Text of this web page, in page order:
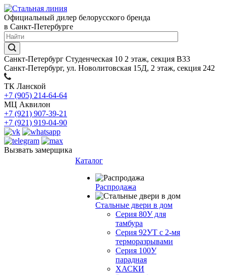
Официальный дилер белорусского бренда
в Санкт-Петербурге
Санкт-Петербург Студенческая 10 2 этаж, секция В33
Санкт-Петербург, ул. Новолитовская 15Д, 2 этаж, секция 242
ТК Ланской
+7 (905) 214-64-64
МЦ Аквилон
+7 (921) 907-39-21
+7 (921) 919-04-90
Вызвать замерщика
Каталог
Распродажа
Стальные двери в дом
Серия 80У для
тамбура
Серия 92УТ с 2-мя
терморазрывами
Серия 100У
парадная
ХАСКИ